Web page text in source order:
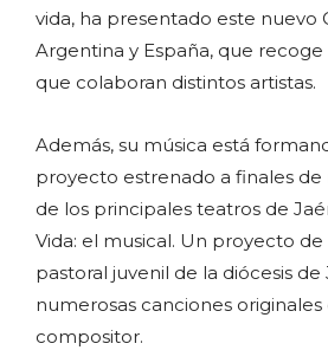
vida, ha presentado este nuevo
Argentina y España, que
que colaboran distintos artistas.
Además, su música está
proyecto estrenado a finales
de los principales teatros de
Vida: el musical. Un proyecto
pastoral juvenil de la diócesis
numerosas canciones originales
compositor.